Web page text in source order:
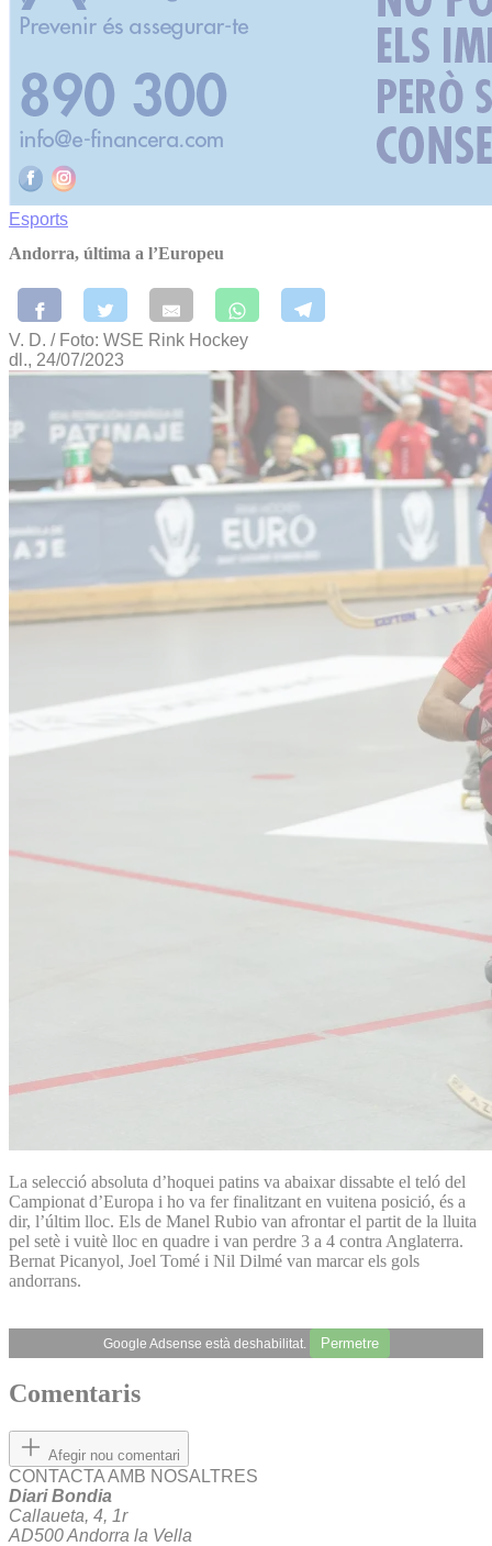
Esports
Andorra, última a l’Europeu
V. D. / Foto: WSE Rink Hockey
dl., 24/07/2023
La selecció absoluta d’hoquei patins va abaixar dissabte el teló del
Campionat d’Europa i ho va fer finalitzant en vuitena posició, és a
dir, l’últim lloc. Els de Manel Rubio van afrontar el partit de la lluita
pel setè i vuitè lloc en quadre i van perdre 3 a 4 contra Anglaterra.
Bernat Picanyol, Joel Tomé i Nil Dilmé van marcar els gols
andorrans.
Google Adsense està deshabilitat. Permetre
Comentaris
Afegir nou comentari
CONTACTA AMB NOSALTRES
Diari Bondia
Callaueta, 4, 1r
AD500 Andorra la Vella